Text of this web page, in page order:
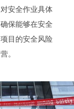
安全作业具体
保能够在安全
目的安全风险
。